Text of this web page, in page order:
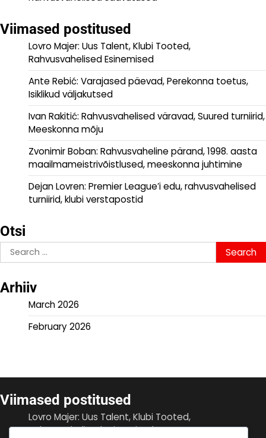
Viimased postitused
Lovro Majer: Uus Talent, Klubi Tooted,
Rahvusvahelised Esinemised
Ante Rebić: Varajased päevad, Perekonna toetus,
Isiklikud väljakutsed
Ivan Rakitić: Rahvusvahelised väravad, Suured turniirid,
Meeskonna mõju
Zvonimir Boban: Rahvusvaheline pärand, 1998. aasta
maailmameistrivõistlused, meeskonna juhtimine
Dejan Lovren: Premier League’i edu, rahvusvahelised
turniirid, klubi verstapostid
Otsi
Search
for:
Arhiiv
March 2026
February 2026
Viimased postitused
Lovro Majer: Uus Talent, Klubi Tooted,
Rahvusvahelised Esinemised